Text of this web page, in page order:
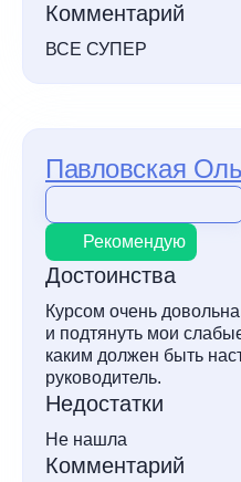
Комментарий
ВСЕ СУПЕР
Павловская
Рекомендую
Достоинства
Курсом очень
и подтянуть мои
каким должен быть
руководитель.
Недостатки
Не нашла
Комментарий